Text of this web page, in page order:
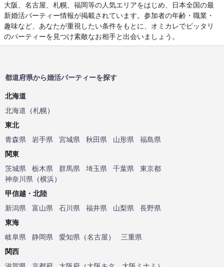
大阪、名古屋、札幌、福岡等の人気エリアをはじめ、日本全国の最
新婚活パーティー情報が掲載されています。参加者の年齢・職業・
趣味など、あなたが重視したい条件をもとに、オミカレでピッタリ
のパーティーを見つけ素敵なお相手と出会いましょう。
都道府県から婚活パーティーを探す
北海道
北海道 （札幌）
東北
青森県
岩手県 宮城県 秋田県 山形県
福島県
関東
茨城県
栃木県 群馬県 埼玉県 千葉県
東京都
神奈川県 （横浜）
甲信越・北陸
新潟県
富山県 石川県 福井県 山梨県
長野県
東海
岐阜県
静岡県 愛知県 （名古屋）
三重県
関西